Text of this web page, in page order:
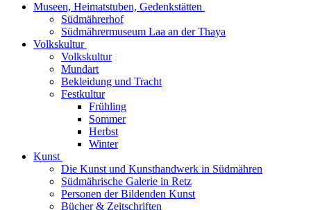
Museen, Heimatstuben, Gedenkstätten
Südmährerhof
Südmährermuseum Laa an der Thaya
Volkskultur
Volkskultur
Mundart
Bekleidung und Tracht
Festkultur
Frühling
Sommer
Herbst
Winter
Kunst
Die Kunst und Kunsthandwerk in Südmähren
Südmährische Galerie in Retz
Personen der Bildenden Kunst
Bücher & Zeitschriften